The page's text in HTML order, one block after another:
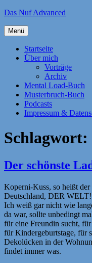
Zum
springen
Das Nuf Advanced
Menü
Startseite
Über mich
Vorträge
Archiv
Mental Load-Buch
Musterbruch-Buch
Podcasts
Impressum &
Schlagwort:
Der schönste
Koperni-Kuss, so heißt
Deutschland, DER WELT!
Ich weiß gar nicht wie
da war, sollte unbedingt
für eine Freundin sucht,
für Kindergeburtstage, für
Dekolücken in der
findet immer was.